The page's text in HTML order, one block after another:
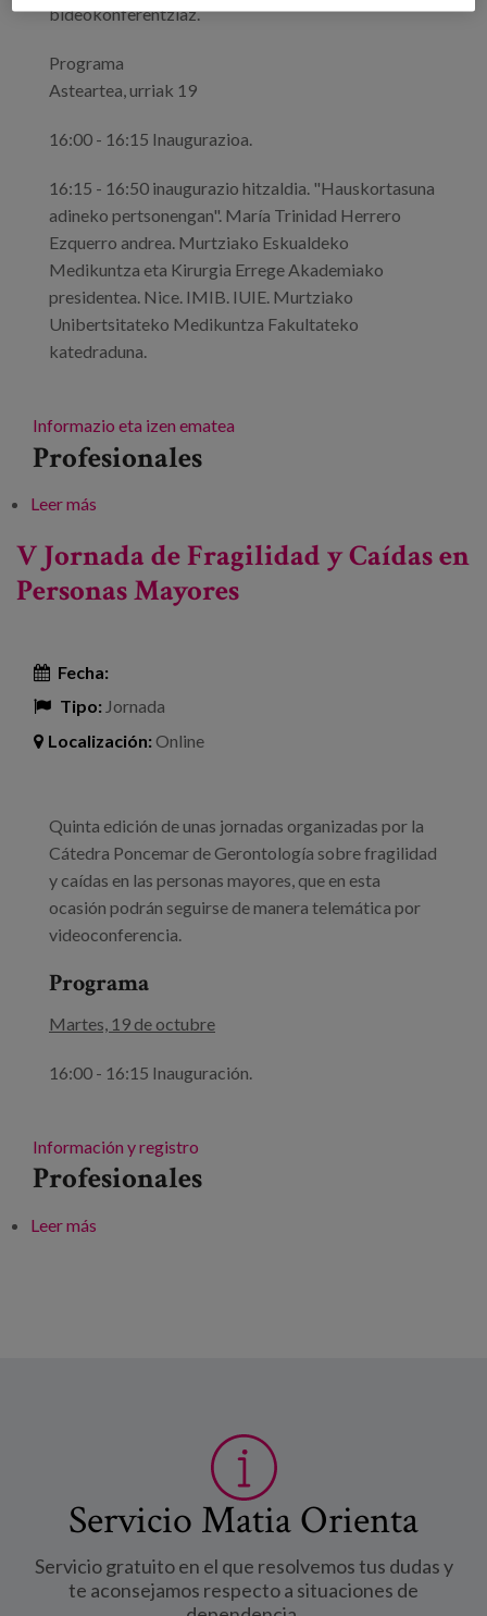
bideokonferentziaz.
Programa
Asteartea, urriak 19
16:00 - 16:15 Inaugurazioa.
16:15 - 16:50 inaugurazio hitzaldia. "Hauskortasuna
adineko pertsonengan". María Trinidad Herrero
Ezquerro andrea. Murtziako Eskualdeko
Medikuntza eta Kirurgia Errege Akademiako
presidentea. Nice. IMIB. IUIE. Murtziako
Unibertsitateko Medikuntza Fakultateko
katedraduna.
Informazio eta izen ematea
Profesionales
Leer más
V Jornada de Fragilidad y Caídas en
Personas Mayores
Fecha:
Tipo: Jornada
Localización:Online
Quinta edición de unas jornadas organizadas por la
Cátedra Poncemar de Gerontología sobre fragilidad
y caídas en las personas mayores, que en esta
ocasión podrán seguirse de manera telemática por
videoconferencia.
Programa
Martes, 19 de octubre
16:00 - 16:15 Inauguración.
Información y registro
Profesionales
Leer más
Servicio Matia Orienta
Servicio gratuito en el que resolvemos tus dudas y
te aconsejamos respecto a situaciones de